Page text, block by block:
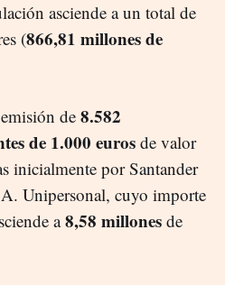
asciende a un total de
(866,81 millones de
de8.582
de 1.000 euros de valor
inicialmente por Santander
Unipersonal, cuyo importe
a8,58 millones de